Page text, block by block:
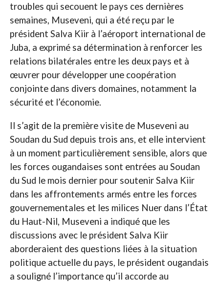
troubles qui secouent le pays ces dernières
semaines, Museveni, qui a été reçu par le
président Salva Kiir à l’aéroport international de
Juba, a exprimé sa détermination à renforcer les
relations bilatérales entre les deux pays et à
œuvrer pour développer une coopération
conjointe dans divers domaines, notamment la
sécurité et l’économie.
Il s’agit de la première visite de Museveni au
Soudan du Sud depuis trois ans, et elle intervient
à un moment particulièrement sensible, alors que
les forces ougandaises sont entrées au Soudan
du Sud le mois dernier pour soutenir Salva Kiir
dans les affrontements armés entre les forces
gouvernementales et les milices Nuer dans l’État
du Haut-Nil, Museveni a indiqué que les
discussions avec le président Salva Kiir
aborderaient des questions liées à la situation
politique actuelle du pays, le président ougandais
a souligné l’importance qu’il accorde au